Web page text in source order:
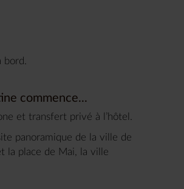
commence...
et transfert privé à l’hôtel.
panoramique de la ville de
la place de Mai, la ville